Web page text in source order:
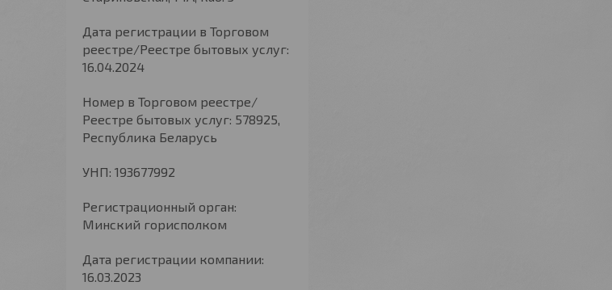
Дата регистрации в Торговом
реестре/Реестре бытовых услуг:
16.04.2024
Номер в Торговом реестре/
Реестре бытовых услуг: 578925,
Республика Беларусь
УНП: 193677992
Регистрационный орган:
Минский горисполком
Дата регистрации компании:
16.03.2023